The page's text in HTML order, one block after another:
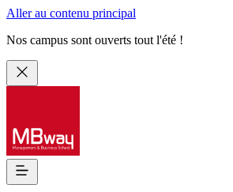
Aller au contenu principal
Nos campus sont ouverts tout l'été !